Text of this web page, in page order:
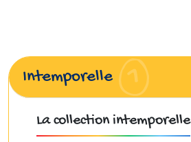
Intemporelle
La collection intemporelle